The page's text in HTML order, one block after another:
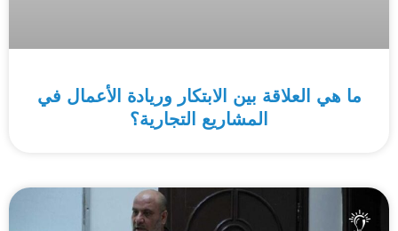
ما هي العلاقة بين الابتكار وريادة الأعمال في
المشاريع التجارية؟